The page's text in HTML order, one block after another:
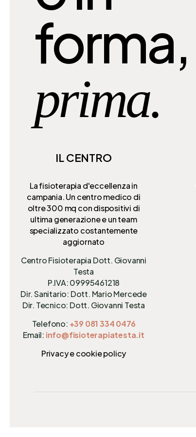
forma,
prima.
IL CENTRO
La fisioterapia d'eccellenza in
campania. Un centro medico di
oltre 300 mq con dispositivi di
ultima generazione e un team
specializzato costantemente
aggiornato
Centro Fisioterapia Dott. Giovanni
Testa
P.IVA: 09995461218
Dir. Sanitario: Dott. Mario Mercede
Dir. Tecnico: Dott. Giovanni Testa
Telefono: +39 081 334 0476
Email: info@fisioterapiatesta.it
Privacy e cookie policy